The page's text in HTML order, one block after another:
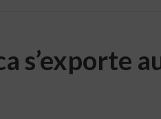
s’exporte